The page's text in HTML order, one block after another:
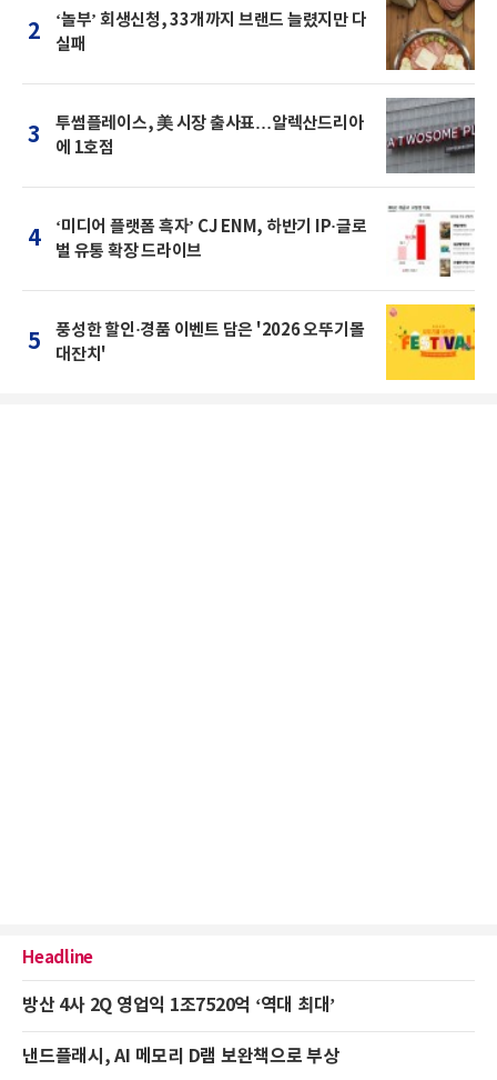
2
‘놀부’ 회생신청, 33개까지 브랜드 늘렸지만 다
실패
3
투썸플레이스, 美 시장 출사표…알렉산드리아
에 1호점
4
‘미디어 플랫폼 흑자’ CJ ENM, 하반기 IP·글로
벌 유통 확장 드라이브
5
풍성한 할인·경품 이벤트 담은 '2026 오뚜기몰
대잔치'
Headline
방산 4사 2Q 영업익 1조7520억 ‘역대 최대’
낸드플래시, AI 메모리 D램 보완책으로 부상